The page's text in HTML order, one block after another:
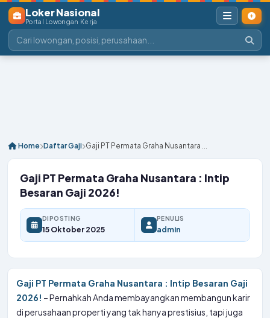
Loker Nasional
Portal Lowongan Kerja
Home Daftar Gaji Gaji PT Permata Graha Nusantara ...
Gaji PT Permata Graha Nusantara : Intip
Besaran Gaji 2026!
DIPOSTING
15 Oktober 2025
PENULIS
admin
Gaji PT Permata Graha Nusantara : Intip Besaran Gaji
2026! – Pernahkah Anda membayangkan membangun karir
di perusahaan properti yang tak hanya prestisius, tapi juga